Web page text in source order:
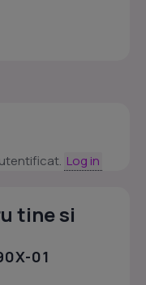
Log in
tine si
01